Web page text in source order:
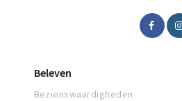
Beleven
Bezienswaardigheden